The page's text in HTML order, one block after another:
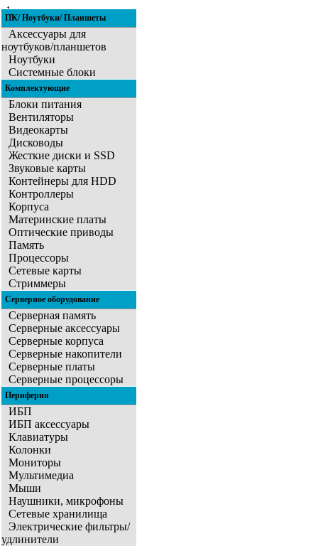
1
2 3 4 5 6 7 8
ПК/ Ноутбуки/ Планшеты
Аксессуары для
ноутбуков/планшетов
Ноутбуки
Системные блоки
Комплектующие
Блоки питания
Вентиляторы
Видеокарты
Дисководы
Жесткие диски и SSD
Звуковые карты
Контейнеры для HDD
Контроллеры
Корпуса
Материнские платы
Оптические приводы
Память
Процессоры
Сетевые карты
Стриммеры
Серверное оборудование
Серверная память
Серверные аксессуары
Серверные корпуса
Серверные накопители
Серверные платы
Серверные процессоры
Периферия
ИБП
ИБП аксессуары
Клавиатуры
Колонки
Мониторы
Мультимедиа
Мыши
Наушники, микрофоны
Сетевые хранилища
Электрические фильтры/
удлинители